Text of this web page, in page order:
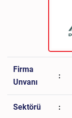
Firma
Unvanı
:
Sektörü :